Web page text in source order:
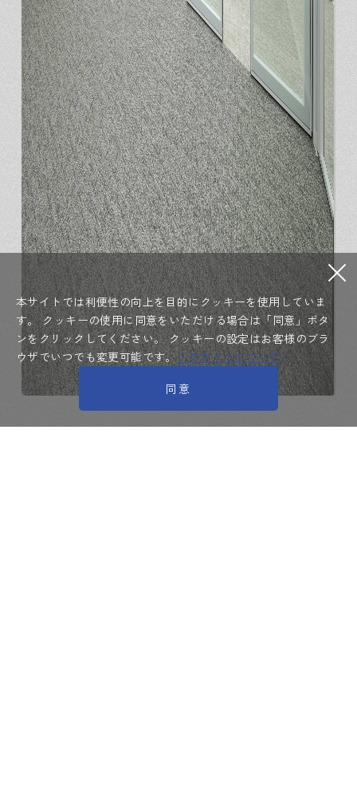
本サイトでは利便性の向上を目的にクッキーを使用していま
す。クッキーの使用に同意をいただける場合は「同意」ボタ
ンをクリックしてください。クッキーの設定はお客様のブラ
ウザでいつでも変更可能です。このサイトについて
同意